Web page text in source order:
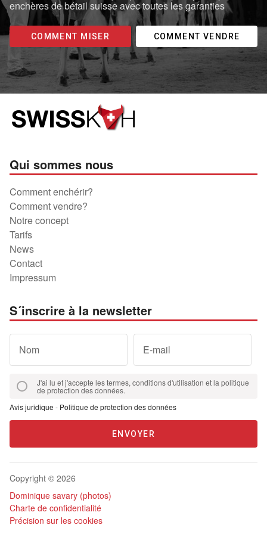
enchères de bétail suisse avec toutes les garanties
COMMENT MISER COMMENT VENDRE
Qui sommes nous
Comment enchérir?
Comment vendre?
Notre concept
Tarifs
News
Contact
Impressum
S´inscrire à la newsletter
Nom E-mail
J'ai lu et j'accepte les termes, conditions d'utilisation et la politique
de protection des données.
Avis juridique - Politique de protection des données
ENVOYER
Copyright © 2026
Dominique savary (photos)
Charte de confidentialité
Précision sur les cookies